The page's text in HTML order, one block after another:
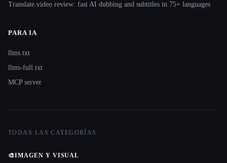
Translate.video review: fast AI dubbing and subtitles in 75+ languages
PARA IA
llms.txt
llms-full.txt
MCP server
TODAS LAS CATEGORÍAS
🎨IMAGEN Y VISUAL